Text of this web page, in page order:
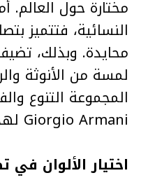
النسائية، فتتميز
محايدة. وبذلك،
لمسة من الأنوثة
المجموعة التنوع
Giorgio Armani لهذا الموسم.
اختيار الألوان في